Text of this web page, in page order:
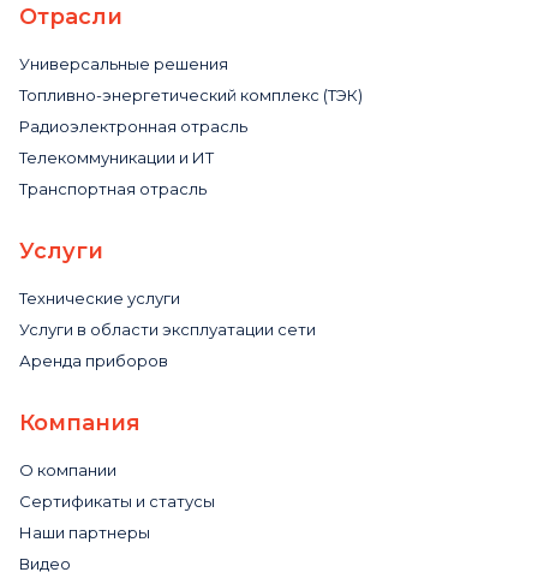
Отрасли
Универсальные решения
Топливно-энергетический комплекс (ТЭК)
Радиоэлектронная отрасль
Телекоммуникации и ИТ
Транспортная отрасль
Услуги
Технические услуги
Услуги в области эксплуатации сети
Аренда приборов
Компания
О компании
Сертификаты и статусы
Наши партнеры
Видео